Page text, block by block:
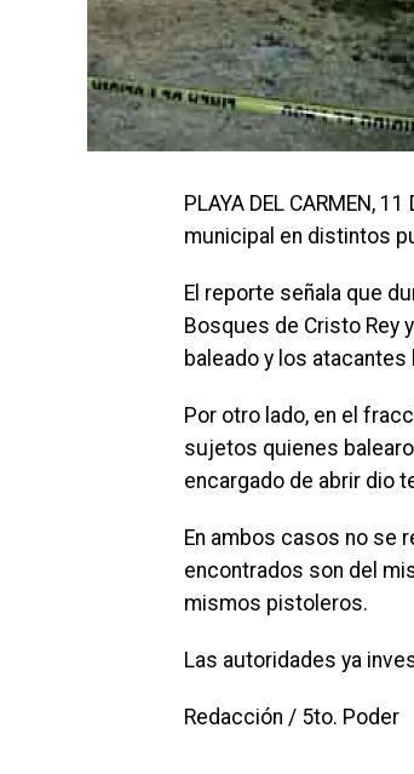
PLAYA DEL CARMEN,
municipal en distintos
El reporte señala que
Bosques de Cristo Rey
baleado y los
Por otro lado, en el
sujetos quienes
encargado de abrir dio
En ambos casos no se
encontrados son del
mismos pistoleros.
Las autoridades ya
Redacción / 5to. Poder